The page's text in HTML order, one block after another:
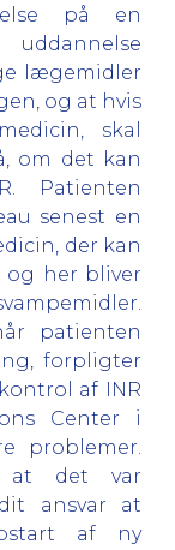
på en
lægemidler
og at hvis
skal
om det kan
Patienten
senest en
der kan
og her bliver
patienten
forpligter
af INR
Center i
problemer.
at det var
ansvar at
af ny